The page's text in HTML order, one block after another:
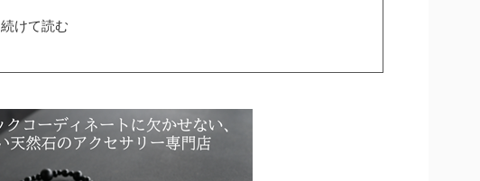
けて読む